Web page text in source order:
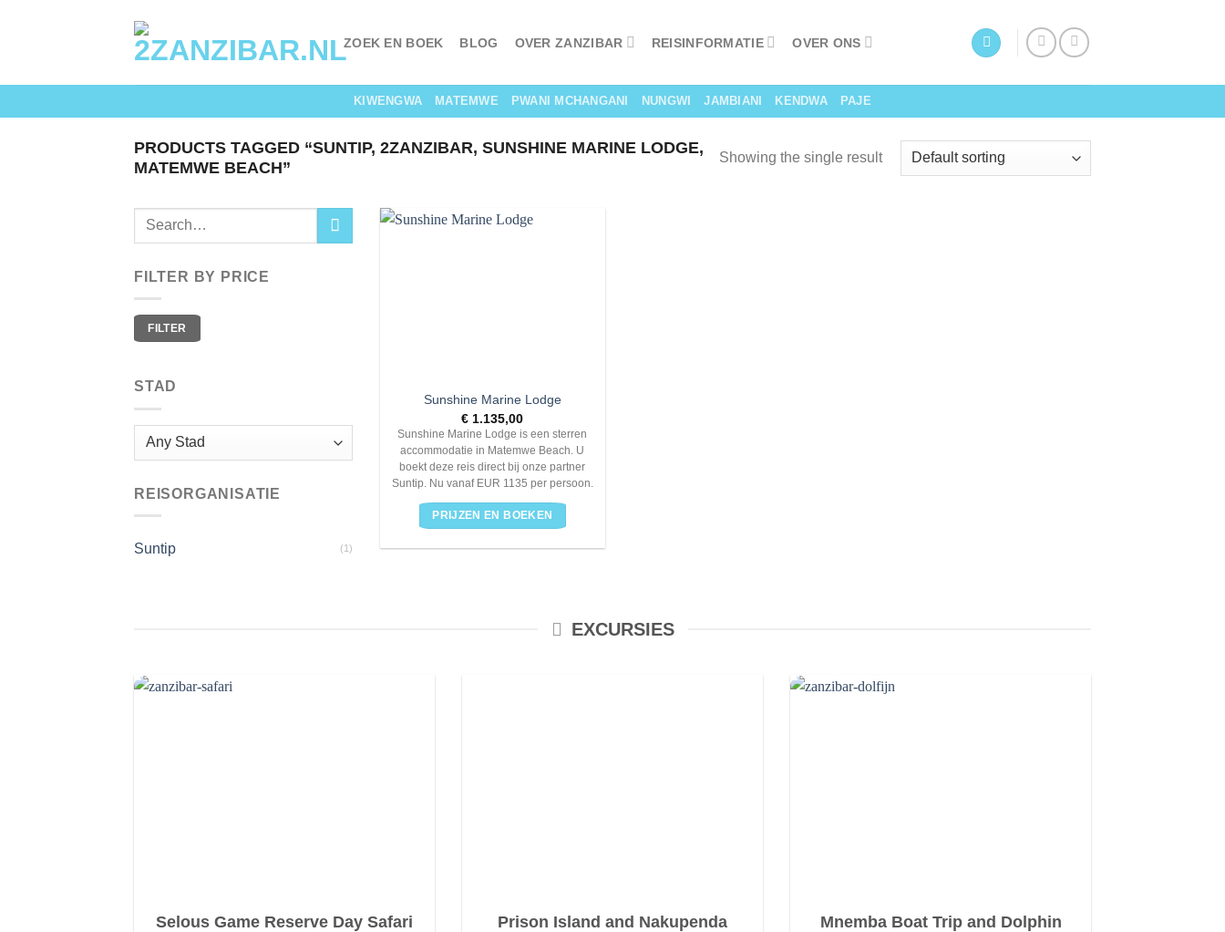
ZOEK EN BOEK BLOG OVER ZANZIBAR REISINFORMATIE OVER ONS
KIWENGWA MATEMWE PWANI MCHANGANI NUNGWI JAMBIANI KENDWA PAJE
PRODUCTS TAGGED “SUNTIP, 2ZANZIBAR, SUNSHINE MARINE LODGE,
MATEMWE BEACH”
Showing the single result
FILTER BY PRICE
Min
price
Max
priceFILTER
STAD
REISORGANISATIE
Suntip (1)
Sunshine Marine Lodge
€ 1.135,00
Sunshine Marine Lodge is een sterren
accommodatie in Matemwe Beach. U
boekt deze reis direct bij onze partner
Suntip. Nu vanaf EUR 1135 per persoon.
PRIJZEN EN BOEKEN
EXCURSIES
Selous Game Reserve Day Safari
Prison Island and Nakupenda
Mnemba Boat Trip and Dolphin